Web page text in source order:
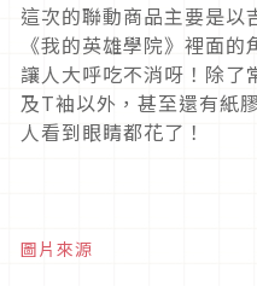
這次的聯動商品主要是以
《我的英雄學院》裡面
讓人大呼吃不消呀！除了
及T袖以外，甚至還有
人看到眼睛都花了！
圖片來源